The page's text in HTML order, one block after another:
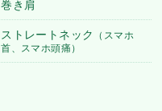
巻き肩
ストレートネック
（スマホ
首、スマホ頭痛）